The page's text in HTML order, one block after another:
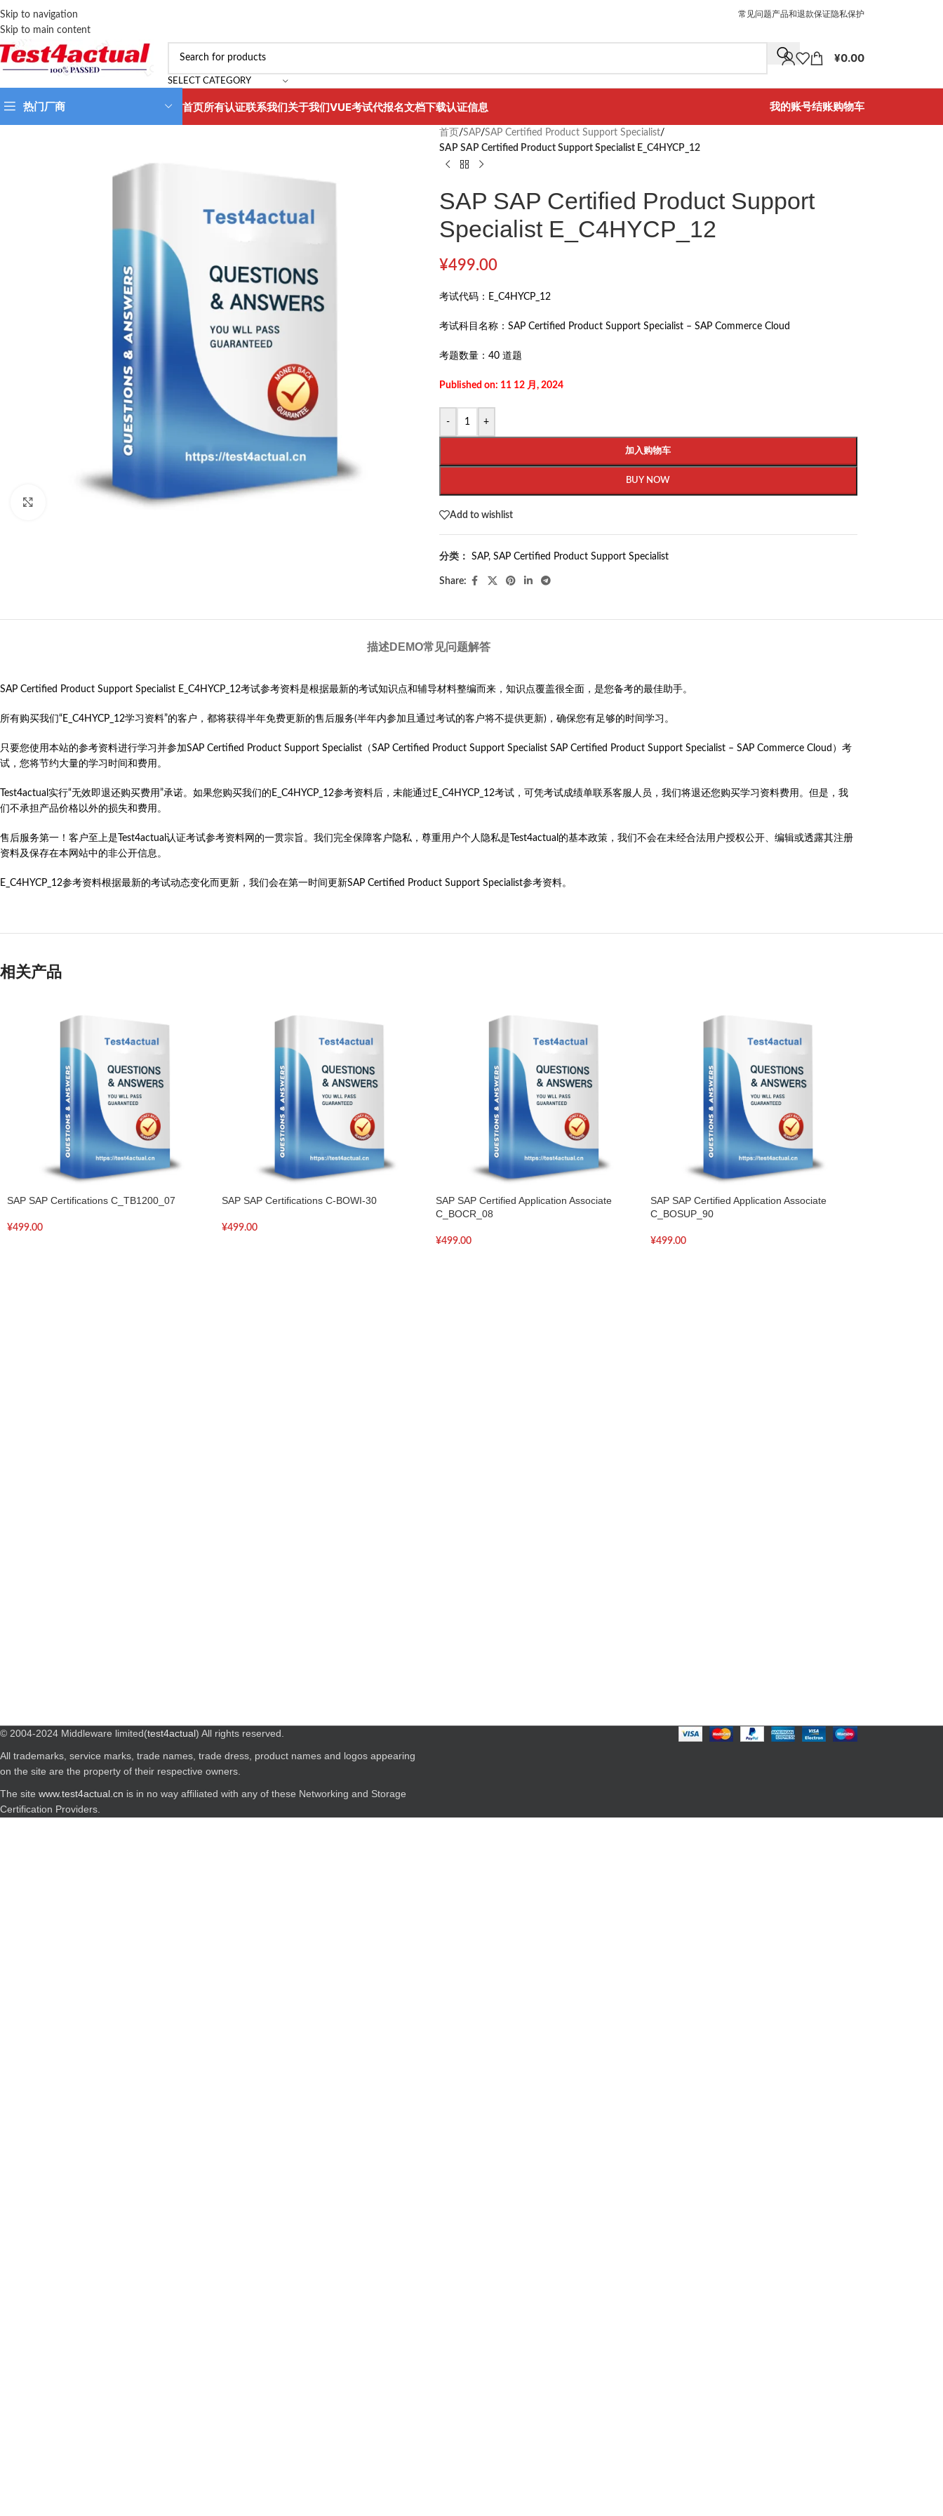
Skip to navigation
Skip to main content
常见问题产品和退款保证隐私保护
SELECT CATEGORY
¥0.00
热门厂商 首页所有认证联系我们关于我们VUE考试代报名文档下载认证信息 我的账号结账购物车
首页 /SAP/SAP Certified Product Support Specialist/
SAP SAP Certified Product Support Specialist E_C4HYCP_12
SAP SAP Certified Product Support
Specialist E_C4HYCP_12
¥499.00
考试代码： E_C4HYCP_12
考试科目名称： SAP Certified Product Support Specialist – SAP Commerce Cloud
考题数量： 40 道题
Published on: 11 12 月, 2024
- +
加入购物车
BUY NOW
Add to wishlist
分类： SAP, SAP Certified Product Support Specialist
Share:
描述DEMO常见问题解答
SAP Certified Product Support Specialist E_C4HYCP_12考试参考资料是根据最新的考试知识点和辅导材料整编而来，知识点覆盖很全面，是您备考的最佳助手。
所有购买我们“E_C4HYCP_12学习资料”的客户，都将获得半年免费更新的售后服务(半年内参加且通过考试的客户将不提供更新)，确保您有足够的时间学习。
只要您使用本站的参考资料进行学习并参加SAP Certified Product Support Specialist（SAP Certified Product Support Specialist SAP Certified Product Support Specialist – SAP Commerce Cloud）考
试，您将节约大量的学习时间和费用。
Test4actual实行“无效即退还购买费用”承诺。如果您购买我们的E_C4HYCP_12参考资料后，未能通过E_C4HYCP_12考试，可凭考试成绩单联系客服人员，我们将退还您购买学习资料费用。但是，我
们不承担产品价格以外的损失和费用。
售后服务第一！客户至上是Test4actual认证考试参考资料网的一贯宗旨。我们完全保障客户隐私，尊重用户个人隐私是Test4actual的基本政策，我们不会在未经合法用户授权公开、编辑或透露其注册
资料及保存在本网站中的非公开信息。
E_C4HYCP_12参考资料根据最新的考试动态变化而更新，我们会在第一时间更新SAP Certified Product Support Specialist参考资料。
相关产品
SAP SAP Certifications C_TB1200_07
¥499.00
SAP SAP Certifications C-BOWI-30
¥499.00
SAP SAP Certified Application Associate
C_BOCR_08
¥499.00
SAP SAP Certified Application Associate
C_BOSUP_90
¥499.00
© 2004-2024 Middleware limited(test4actual) All rights reserved.
All trademarks, service marks, trade names, trade dress, product names and logos appearing
on the site are the property of their respective owners.
The site www.test4actual.cn is in no way affiliated with any of these Networking and Storage
Certification Providers.